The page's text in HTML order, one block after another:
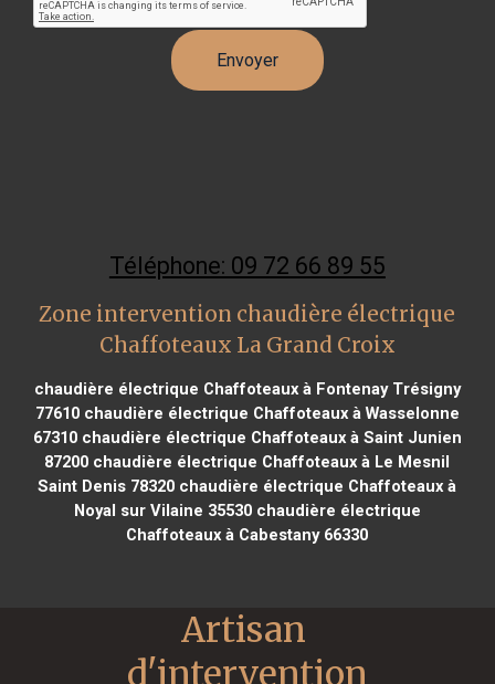
Téléphone: 09 72 66 89 55
Zone intervention chaudière électrique
Chaffoteaux La Grand Croix
chaudière électrique Chaffoteaux à Fontenay Trésigny
77610chaudière électrique Chaffoteaux à Wasselonne
67310chaudière électrique Chaffoteaux à Saint Junien
87200 chaudière électrique Chaffoteaux à Le Mesnil
Saint Denis 78320 chaudière électrique Chaffoteaux à
Noyal sur Vilaine 35530chaudière électrique
Chaffoteaux à Cabestany 66330
Artisan
d'intervention